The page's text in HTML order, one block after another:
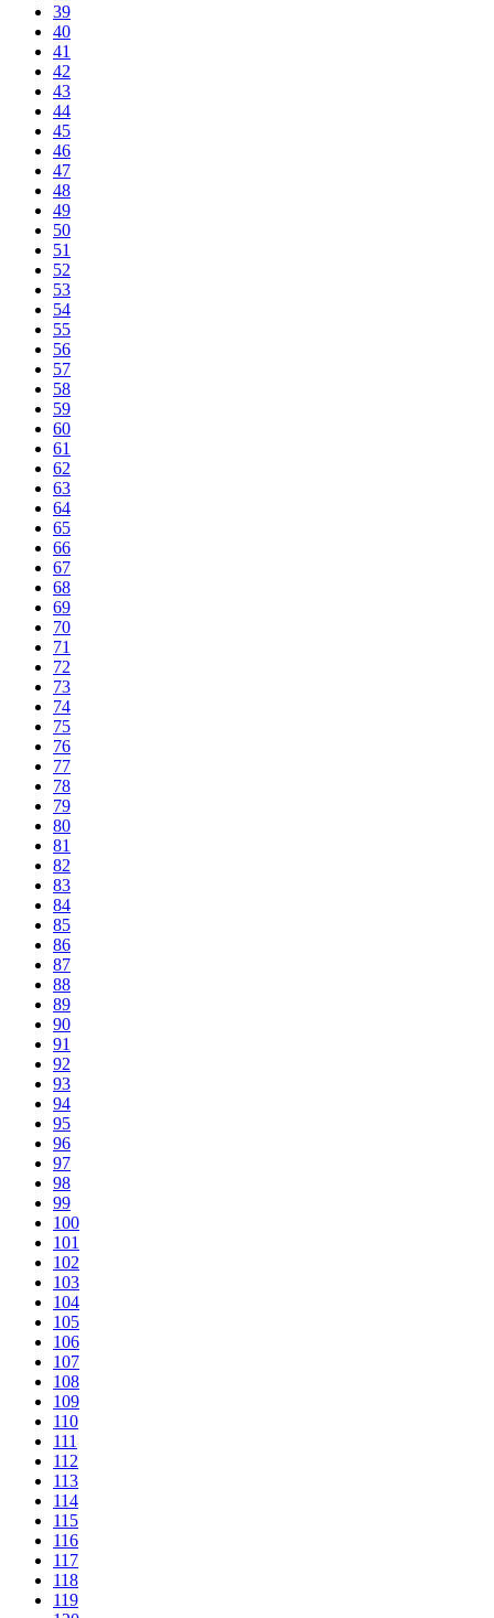
39
40
41
42
43
44
45
46
47
48
49
50
51
52
53
54
55
56
57
58
59
60
61
62
63
64
65
66
67
68
69
70
71
72
73
74
75
76
77
78
79
80
81
82
83
84
85
86
87
88
89
90
91
92
93
94
95
96
97
98
99
100
101
102
103
104
105
106
107
108
109
110
111
112
113
114
115
116
117
118
119